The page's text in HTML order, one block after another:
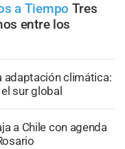
a Tiempo Tres
entre los
adaptación climática:
sur global
a Chile con agenda